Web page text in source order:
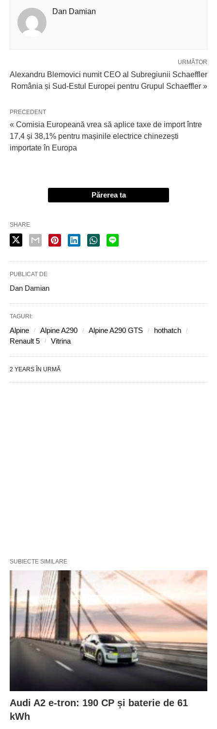
Dan Damian
URMĂTOR
Alexandru Blemovici numit CEO al Subregiunii Schaeffler
România și Sud-Estul Europei pentru Grupul Schaeffler »
PRECEDENT
« Comisia Europeană vrea să aplice taxe de import între
17,4 și 38,1% pentru mașinile electrice chinezești
importate în Europa
Părerea ta
SHARE
PUBLICAT DE
Dan Damian
TAGURI:
Alpine Alpine A290 Alpine A290 GTS
hothatch
Renault 5
Vitrina
2 YEARS ÎN URMĂ
SUBIECTE SIMILARE
Audi A2 e-tron: 190 CP și baterie de 61
kWh